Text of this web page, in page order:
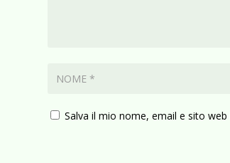
Salva il mio nome, email e sito